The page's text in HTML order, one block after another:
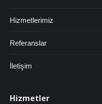
Hizmetlerimiz
Referanslar
İletişim
Hizmetler